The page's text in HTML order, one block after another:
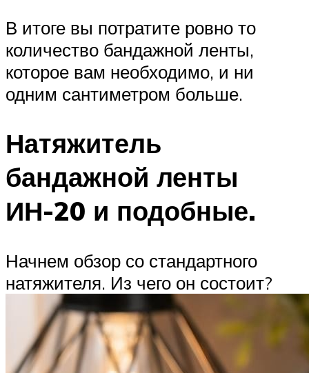
В итоге вы потратите ровно то
количество бандажной ленты,
которое вам необходимо, и ни
одним сантиметром больше.
Натяжитель
бандажной ленты
ИН-20 и подобные.
Начнем обзор со стандартного
натяжителя. Из чего он состоит?